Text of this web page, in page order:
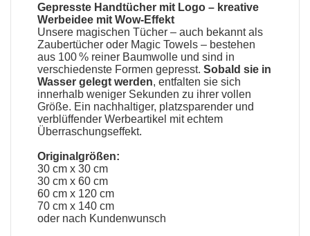
Gepresste Handtücher mit Logo – kreative
Werbeidee mit Wow-Effekt
Unsere magischen Tücher – auch bekannt als
Zaubertücher oder Magic Towels – bestehen
aus 100 % reiner Baumwolle und sind in
verschiedenste Formen gepresst.Sobald sie in
Wasser gelegt werden, entfalten sie sich
innerhalb weniger Sekunden zu ihrer vollen
Größe. Ein nachhaltiger, platzsparender und
verblüffender Werbeartikel mit echtem
Überraschungseffekt.
Originalgrößen:
30 cm x 30 cm
30 cm x 60 cm
60 cm x 120 cm
70 cm x 140 cm
oder nach Kundenwunsch